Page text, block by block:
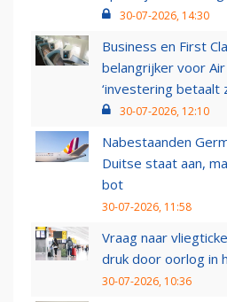
30-07-2026, 14:30
Business en First
belangrijker voor Air
‘investering betaalt
30-07-2026, 12:10
Nabestaanden
Duitse staat aan,
bot
30-07-2026, 11:58
Vraag naar
druk door oorlog in
30-07-2026, 10:36